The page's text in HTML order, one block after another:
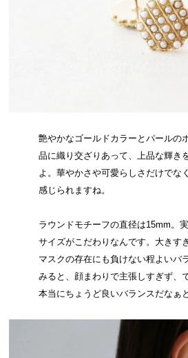
艶やかなゴールドカラーとパールの
品に織り交ざりあって、上品な輝き
よ。華やかさや可愛らしさだけでな
感じられますね。
ラウンドモチーフの直径は15mm。
サイズがこだわりなんです。大きす
マスクの存在にも負けない程よいバ
みると、顔まわりで主張しすぎず、
本当にちょうど良いバランスだなぁと